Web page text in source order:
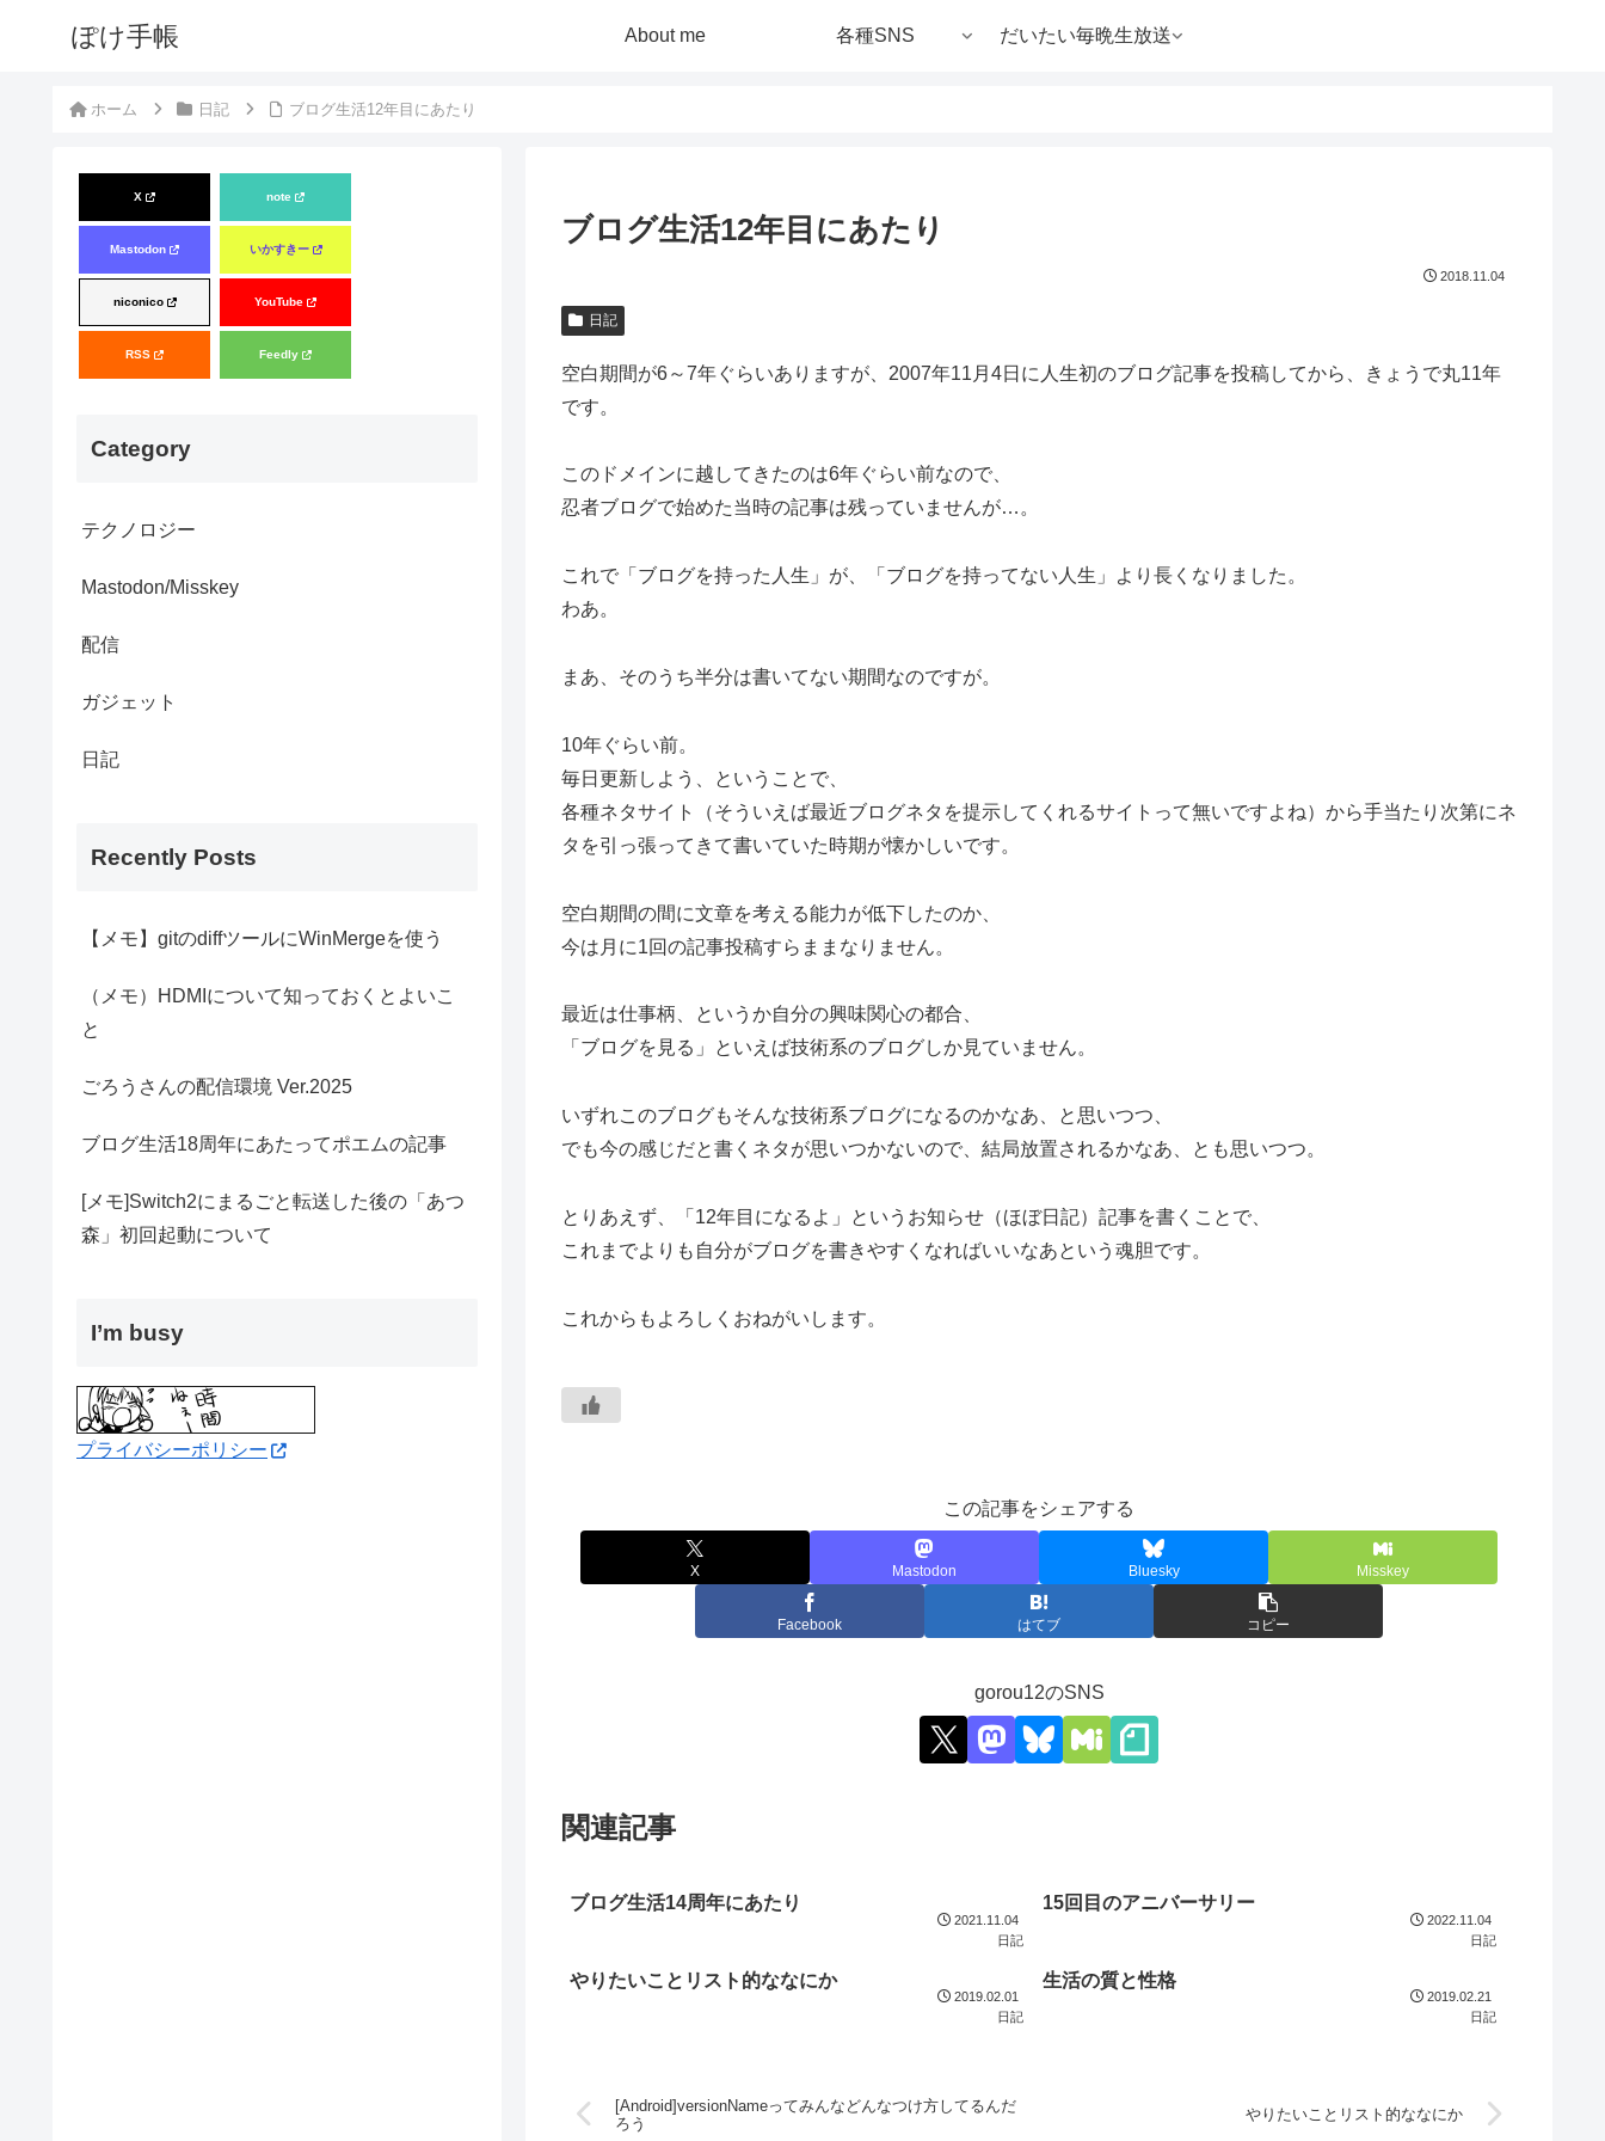
ぽけ手帳 About me 各種SNS だいたい毎晩生放送
ホーム 日記 ブログ生活12年目にあたり
ブログ生活12年目にあたり
2018.11.04
日記
空白期間が6～7年ぐらいありますが、2007年11月4日に人生初のブログ記事を投稿してから、きょうで丸11年
です。
このドメインに越してきたのは6年ぐらい前なので、
忍者ブログで始めた当時の記事は残っていませんが…。
これで「ブログを持った人生」が、「ブログを持ってない人生」より長くなりました。
わあ。
まあ、そのうち半分は書いてない期間なのですが。
10年ぐらい前。
毎日更新しよう、ということで、
各種ネタサイト（そういえば最近ブログネタを提示してくれるサイトって無いですよね）から手当たり次第にネ
タを引っ張ってきて書いていた時期が懐かしいです。
空白期間の間に文章を考える能力が低下したのか、
今は月に1回の記事投稿すらままなりません。
最近は仕事柄、というか自分の興味関心の都合、
「ブログを見る」といえば技術系のブログしか見ていません。
いずれこのブログもそんな技術系ブログになるのかなあ、と思いつつ、
でも今の感じだと書くネタが思いつかないので、結局放置されるかなあ、とも思いつつ。
とりあえず、「12年目になるよ」というお知らせ（ほぼ日記）記事を書くことで、
これまでよりも自分がブログを書きやすくなればいいなあという魂胆です。
これからもよろしくおねがいします。
この記事をシェアする
X Mastodon Bluesky Misskey
Facebook はてブ コピー
gorou12のSNS
関連記事
ブログ生活14周年にあたり
2021.11.04
日記
15回目のアニバーサリー
2022.11.04
日記
やりたいことリスト的ななにか
2019.02.01
日記
生活の質と性格
2019.02.21
日記
[Android]versionNameってみんなどんなつけ方してるんだ
ろう
やりたいことリスト的ななにか
X note
Mastodon いかすきー
niconico YouTube
RSS Feedly
Category
テクノロジー
Mastodon/Misskey
配信
ガジェット
日記
Recently Posts
【メモ】gitのdiffツールにWinMergeを使う
（メモ）HDMIについて知っておくとよいこ
と
ごろうさんの配信環境 Ver.2025
ブログ生活18周年にあたってポエムの記事
[メモ]Switch2にまるごと転送した後の「あつ
森」初回起動について
I’m busy
プライバシーポリシー